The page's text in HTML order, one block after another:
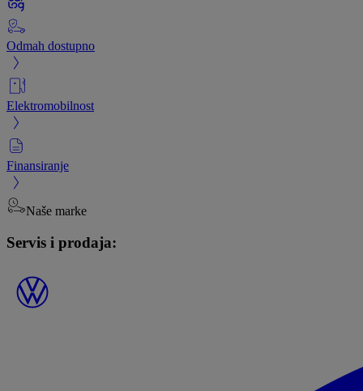
Odmah dostupno
Elektromobilnost
Finansiranje
Naše marke
Servis i prodaja: